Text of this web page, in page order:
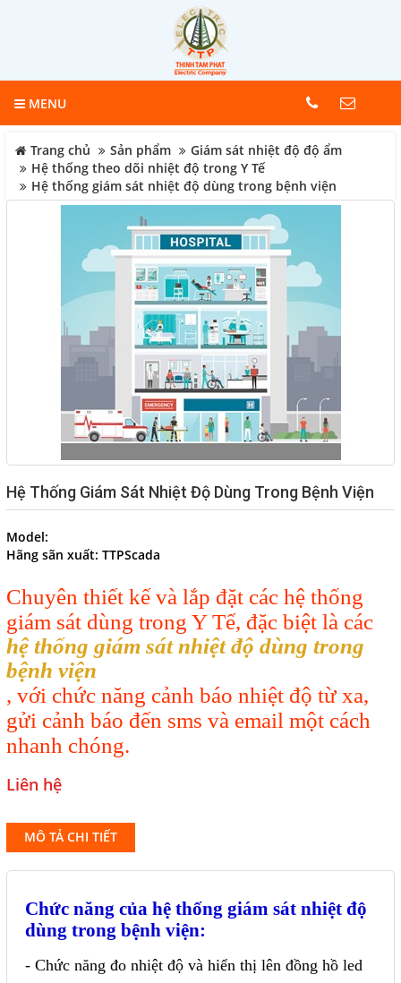
MENU
Trang chủ Sản phẩm
Giám sát nhiệt độ độ ẩm
Hệ thống theo dõi nhiệt độ trong Y Tế
Hệ thống giám sát nhiệt độ dùng trong bệnh viện
Hệ Thống Giám Sát Nhiệt Độ Dùng Trong Bệnh Viện
Model:
Hãng sãn xuất: TTPScada
Chuyên thiết kế và lắp đặt các hệ thống
giám sát dùng trong Y Tế, đặc biệt là các
hệ thống giám sát nhiệt độ dùng trong
bệnh viện
, với chức năng cảnh báo nhiệt độ từ xa,
gửi cảnh báo đến sms và email một cách
nhanh chóng.
Liên hệ
MÔ TẢ CHI TIẾT
Chức năng của hệ thống giám sát nhiệt độ
dùng trong bệnh viện:
- Chức năng đo nhiệt độ và hiển thị lên đồng hồ led